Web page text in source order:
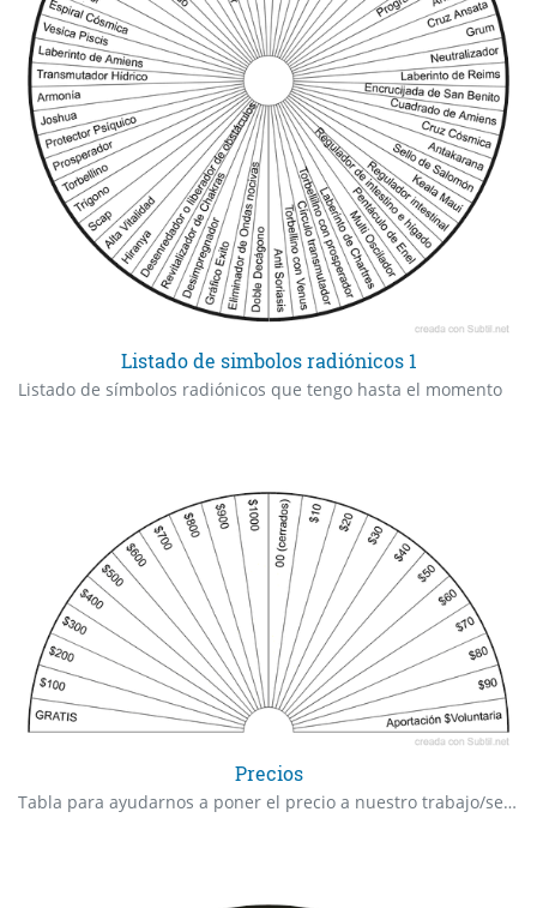
Listado de simbolos radiónicos 1
Listado de símbolos radiónicos que tengo hasta el momento
Precios
Tabla para ayudarnos a poner el precio a nuestro trabajo/servicio o producto. Se checa a 2 tiempos, ej: Si te sale primero $600 y despues $70, el precio indicado sera $670.